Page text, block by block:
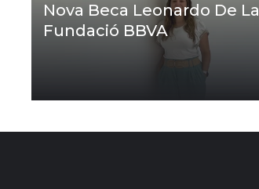
Nova Beca Leonardo De La
Fundació BBVA